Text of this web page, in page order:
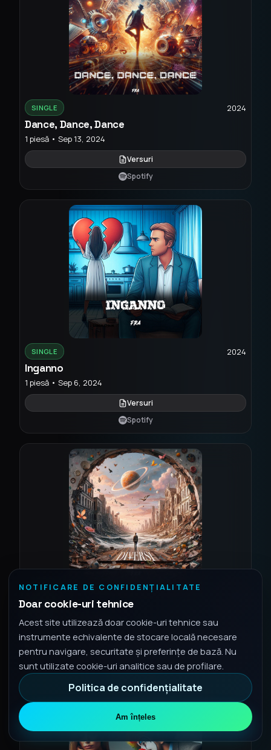
SINGLE 2024
Dance, Dance, Dance
1 piesă • Sep 13, 2024
Versuri
Spotify
SINGLE 2024
Inganno
1 piesă • Sep 6, 2024
Versuri
Spotify
Diversi
1 piesă • Aug 16, 2024
Versuri
Spotify
NOTIFICARE DE CONFIDENȚIALITATE
Doar cookie-uri tehnice
Acest site utilizează doar cookie-uri tehnice sau
instrumente echivalente de stocare locală necesare
pentru navigare, securitate și preferințe de bază. Nu
sunt utilizate cookie-uri analitice sau de profilare.
Politica de confidențialitate
Am înțeles